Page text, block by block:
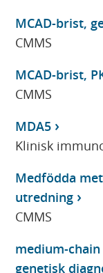
MCAD-brist,
CMMS
MCAD-brist,
CMMS
MDA5
Klinisk
Medfödda
utredning
CMMS
medium-
genetisk